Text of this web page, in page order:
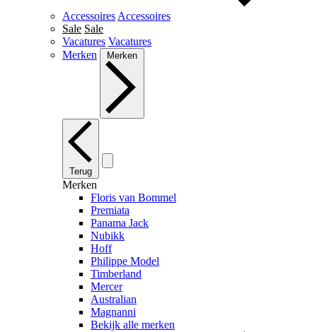
Accessoires Accessoires
Sale Sale
Vacatures Vacatures
Merken
Merken
Terug
Merken
Floris van Bommel
Premiata
Panama Jack
Nubikk
Hoff
Philippe Model
Timberland
Mercer
Australian
Magnanni
Bekijk alle merken